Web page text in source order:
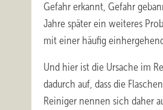
Gefahr erkannt, Gefahr
Jahre später ein weiteres
mit einer häufig
Und hier ist die Ursache im
dadurch auf, dass die
Reiniger nennen sich daher